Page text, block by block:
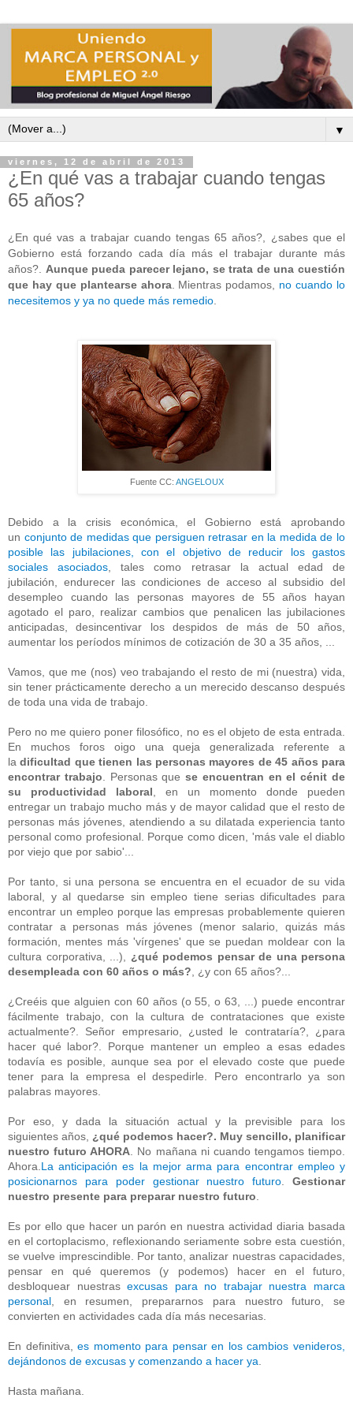
▼
viernes, 12 de abril de 2013
¿En qué vas a trabajar cuando tengas
65 años?
¿En qué vas a trabajar cuando tengas 65 años?, ¿sabes que el
Gobierno está forzando cada día más el trabajar durante más
años?. Aunque pueda parecer lejano, se trata de una cuestión
que hay que plantearse ahora. Mientras podamos, no cuando lo
necesitemos y ya no quede más remedio.
Fuente CC: ANGELOUX
Debido a la crisis económica, el Gobierno está aprobando
un conjunto de medidas que persiguen retrasar en la medida de lo
posible las jubilaciones, con el objetivo de reducir los gastos
sociales asociados, tales como retrasar la actual edad de
jubilación, endurecer las condiciones de acceso al subsidio del
desempleo cuando las personas mayores de 55 años hayan
agotado el paro, realizar cambios que penalicen las jubilaciones
anticipadas, desincentivar los despidos de más de 50 años,
aumentar los períodos mínimos de cotización de 30 a 35 años, ...
Vamos, que me (nos) veo trabajando el resto de mi (nuestra) vida,
sin tener prácticamente derecho a un merecido descanso después
de toda una vida de trabajo.
Pero no me quiero poner filosófico, no es el objeto de esta entrada.
En muchos foros oigo una queja generalizada referente a
ladificultad que tienen las personas mayores de 45 años para
encontrar trabajo. Personas quese encuentran en el cénit de
su productividad laboral, en un momento donde pueden
entregar un trabajo mucho más y de mayor calidad que el resto de
personas más jóvenes, atendiendo a su dilatada experiencia tanto
personal como profesional. Porque como dicen, 'más vale el diablo
por viejo que por sabio'...
Por tanto, si una persona se encuentra en el ecuador de su vida
laboral, y al quedarse sin empleo tiene serias dificultades para
encontrar un empleo porque las empresas probablemente quieren
contratar a personas más jóvenes (menor salario, quizás más
formación, mentes más 'vírgenes' que se puedan moldear con la
cultura corporativa, ...), ¿qué podemos pensar de una persona
desempleada con 60 años o más?, ¿y con 65 años?...
¿Creéis que alguien con 60 años (o 55, o 63, ...) puede encontrar
fácilmente trabajo, con la cultura de contrataciones que existe
actualmente?. Señor empresario, ¿usted le contrataría?, ¿para
hacer qué labor?. Porque mantener un empleo a esas edades
todavía es posible, aunque sea por el elevado coste que puede
tener para la empresa el despedirle. Pero encontrarlo ya son
palabras mayores.
Por eso, y dada la situación actual y la previsible para los
siguientes años, ¿qué podemos hacer?. Muy sencillo, planificar
nuestro futuro AHORA. No mañana ni cuando tengamos tiempo.
Ahora.La anticipación es la mejor arma para encontrar empleo y
posicionarnos para poder gestionar nuestro futuro.Gestionar
nuestro presente para preparar nuestro futuro.
Es por ello que hacer un parón en nuestra actividad diaria basada
en el cortoplacismo, reflexionando seriamente sobre esta cuestión,
se vuelve imprescindible. Por tanto, analizar nuestras capacidades,
pensar en qué queremos (y podemos) hacer en el futuro,
desbloquear nuestrasexcusas para no trabajar nuestra marca
personal, en resumen, prepararnos para nuestro futuro, se
convierten en actividades cada día más necesarias.
En definitiva,es momento para pensar en los cambios venideros,
dejándonos de excusas y comenzando a hacer ya.
Hasta mañana.